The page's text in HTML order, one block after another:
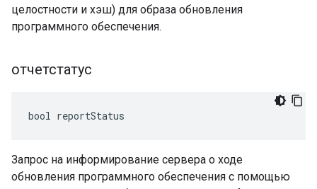
целостности и хэш) для образа обновления
программного обеспечения.
отчетстатус
bool reportStatus
Запрос на информирование сервера о ходе
обновления программного обеспечения с помощью